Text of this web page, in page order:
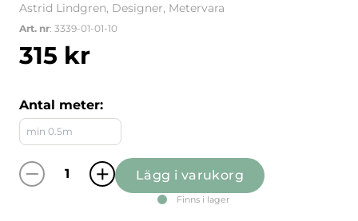
Astrid Lindgren, Designer, Metervara
Art. nr: 3339-01-01-10
315 kr
Antal meter:
Pippi Åker Skridskor ljusblå tyg metervara
Lägg i varukorg
Finns i lager